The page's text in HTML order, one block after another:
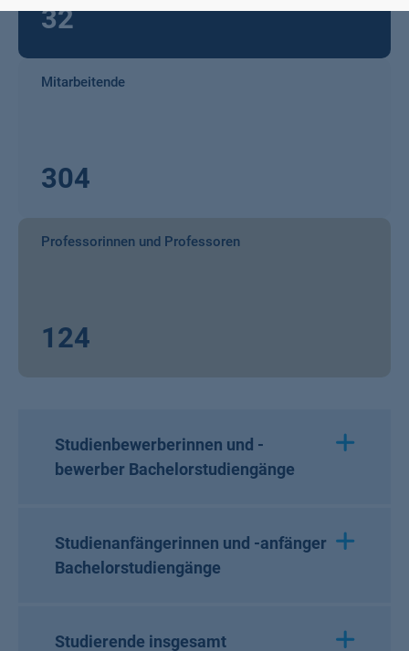
32
Mitarbeitende
304
Professorinnen und Professoren
124
Studienbewerberinnen und -
bewerber Bachelorstudiengänge
Studienanfängerinnen und -anfänger
Bachelorstudiengänge
Studierende insgesamt